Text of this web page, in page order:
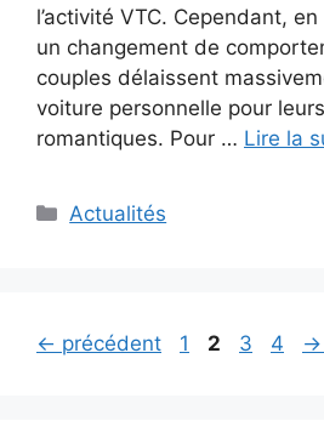
l’activité VTC. Cependant,
un changement de
couples délaissent
voiture personnelle pour
romantiques. Pour … Lire la
Catégories
Actualités
← précédent Page
1 Page
2 Page
3 Page
4 →